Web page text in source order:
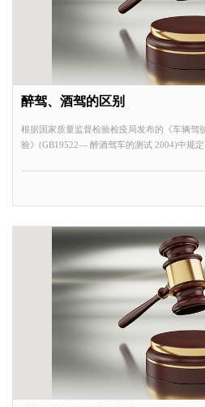
醉驾、酒驾的区别
根据国家质量监督检验检疫局发布的《车辆驾
验》(GB19522— 醉酒驾车的测试 2004)中规定